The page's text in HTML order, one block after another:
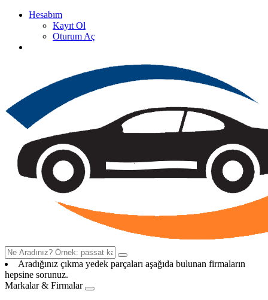
Hesabım
Kayıt Ol
Oturum Aç
Aradığınız çıkma yedek parçaları aşağıda bulunan firmaların
hepsine sorunuz.
Markalar & Firmalar